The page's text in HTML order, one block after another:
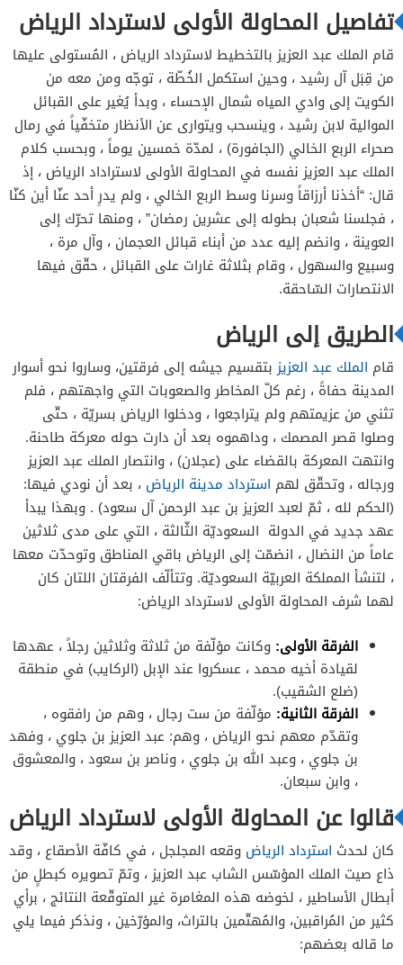
تفاصيل المحاولة الأولى لاسترداد الرياض
قام الملك عبد العزيز بالتخطيط لاسترداد الرياض ، المُستولى عليها
من قِبَل آل رشيد ، وحين استكمل الخُطّة ، توجّه ومن معه من
الكويت إلى وادي المياه شمال الإحساء ، وبدأ يُغير على القبائل
الموالية لابن رشيد ، وينسحب ويتوارى عن الأنظار متخفّياً في رمال
صحراء الربع الخالي (الجافورة) ، لمدّة خمسين يوماً ، وبحسب كلام
الملك عبد العزيز نفسه في المحاولة الأولى لاستراداد الرياض ، إذ
قال: “أخذنا أرزاقاً وسرنا وسط الربع الخالي ، ولم يدرِ أحد عنّا أين كنّا
، فجلسنا شعبان بطوله إلى عشرين رمضان” ، ومنها تحرّك إلى
العوينة ، وانضم إليه عدد من أبناء قبائل العجمان ، وآل مرة ،
وسبيع والسهول ، وقام بثلاثة غارات على القبائل ، حقّق فيها
الانتصارات السّاحقة.
الطريق إلى الرياض
قام الملك عبد العزيزبتقسيم جيشه إلى فرقتين، وساروا نحو أسوار
المدينة حفاةً ، رغم كلّ المخاطر والصعوبات التي واجهتهم ، فلم
تثني من عزيمتهم ولم يتراجعوا ، ودخلوا الرياض بسريّة ، حتّى
وصلوا قصر المصمك ، وداهموه بعد أن دارت حوله معركة طاحنة.
وانتهت المعركة بالقضاء على (عجلان) ، وانتصار الملك عبد العزيز
ورجاله ، وتحقّق لهم استرداد مدينة الرياض ، بعد أن نودي فيها:
(الحكم لله ، ثمّ لعبد العزيز بن عبد الرحمن آل سعود) . وبهذا يبدأ
عهد جديد في الدولة السعوديّة الثّالثة ، التي على مدى ثلاثين
عاماً من النضال ، انضمّت إلى الرياض باقي المناطق وتوحدّت معها
، لتنشأ المملكة العربيّة السعوديّة. وتتألّف الفرقتان اللتان كان
لهما شرف المحاولة الأولى لاسترداد الرياض:
الفرقة الأولى: وكانت مؤلّفة من ثلاثة وثلاثين رجلاً ، عهدها
لقيادة أخيه محمد ، عسكروا عند الإبل (الركايب) في منطقة
(ضلع الشقيب).
الفرقة الثانية: مؤلّفة من ست رجال ، وهم من رافقوه ،
وتقدّم معهم نحو الرياض ، وهم: عبد العزيز بن جلوي ، وفهد
بن جلوي ، وعبد الله بن جلوي ، وناصر بن سعود ، والمعشوق
، وابن سبعان.
قالوا عن المحاولة الأولى لاسترداد الرياض
كان لحدث استرداد الرياض وقعه المجلجل ، في كافّة الأصقاع ، وقد
ذاع صيت الملك المؤسّس الشاب عبد العزيز ، وتمّ تصويره كبطلٍ من
أبطال الأساطير ، لخوضه هذه المغامرة غير المتوقّعة النتائج ، برأي
كثير من المُراقبين، والمُهتّمين بالتراث، والمؤرّخين ، ونذكر فيما يلي
ما قاله بعضهم: